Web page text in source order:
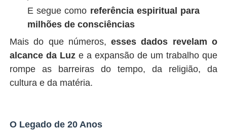
E segue como referência espiritual para
milhões de consciências
Mais do que números,esses dados revelam o
alcance da Luze a expansão de um trabalho que
rompe as barreiras do tempo, da religião, da
cultura e da matéria.
O Legado de 20 Anos